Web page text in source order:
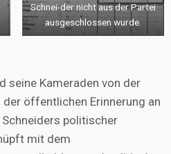
Schnei-der nicht aus der Partei
ausgeschlossen wurde.
seine Kameraden von der
öffentlichen Erinnerung an
Schneiders politischer
mit dem